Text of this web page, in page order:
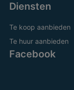
Diensten
Te koop aanbieden
Te huur aanbieden
Facebook